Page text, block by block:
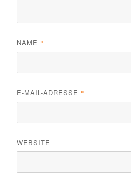
NAME *
E-MAIL-ADRESSE *
WEBSITE